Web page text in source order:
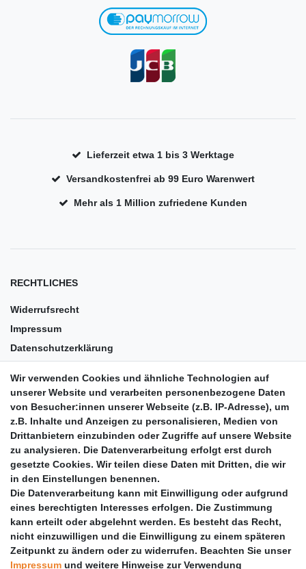
Lieferzeit etwa 1 bis 3 Werktage
Versandkostenfrei ab 99 Euro Warenwert
Mehr als 1 Million zufriedene Kunden
RECHTLICHES
Widerrufsrecht
Impressum
Datenschutzerklärung
Barrierefreiheit
Anleitungen
Vertrag widerrufen
PARTNER
DHL
GLS
PaketPLUS
Wir verwenden Cookies und ähnliche Technologien auf
unserer Website und verarbeiten personenbezogene Daten
von Besucher:innen unserer Webseite (z.B. IP-Adresse), um
z.B. Inhalte und Anzeigen zu personalisieren, Medien von
Drittanbietern einzubinden oder Zugriffe auf unsere Website
zu analysieren. Die Datenverarbeitung erfolgt erst durch
gesetzte Cookies. Wir teilen diese Daten mit Dritten, die wir
in den Einstellungen benennen.
Die Datenverarbeitung kann mit Einwilligung oder aufgrund
eines berechtigten Interesses erfolgen. Die Zustimmung
kann erteilt oder abgelehnt werden. Es besteht das Recht,
nicht einzuwilligen und die Einwilligung zu einem späteren
Zeitpunkt zu ändern oder zu widerrufen. Beachten Sie unser
Impressum und weitere Hinweise zur Verwendung